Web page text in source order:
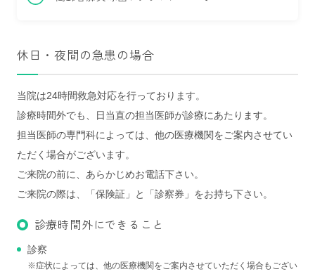
休日・夜間の急患の場合
当院は24時間救急対応を行っております。
診療時間外でも、日当直の担当医師が診療にあたります。
担当医師の専門科によっては、他の医療機関をご案内させてい
ただく場合がございます。
ご来院の前に、あらかじめお電話下さい。
ご来院の際は、「保険証」と「診察券」をお持ち下さい。
診療時間外にできること
診察
※症状によっては、他の医療機関をご案内させていただく場合もござい